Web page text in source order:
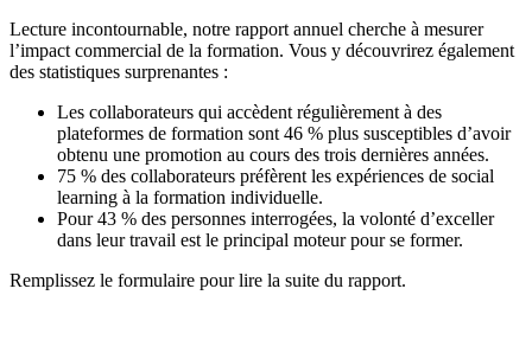
Lecture incontournable, notre rapport annuel cherche à mesurer
l’impact commercial de la formation. Vous y découvrirez également
des statistiques surprenantes :
Les collaborateurs qui accèdent régulièrement à des
plateformes de formation sont 46 % plus susceptibles d’avoir
obtenu une promotion au cours des trois dernières années.
75 % des collaborateurs préfèrent les expériences de social
learning à la formation individuelle.
Pour 43 % des personnes interrogées, la volonté d’exceller
dans leur travail est le principal moteur pour se former.
Remplissez le formulaire pour lire la suite du rapport.